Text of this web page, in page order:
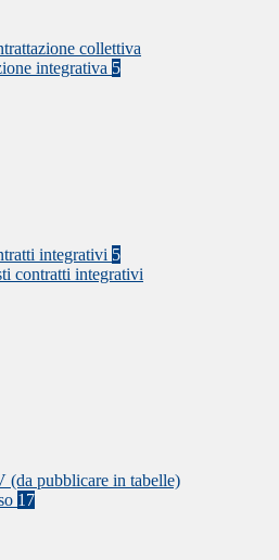
collettiva
integrativa 5
integrativi 5
contratti integrativi
(da pubblicare in tabelle)
17